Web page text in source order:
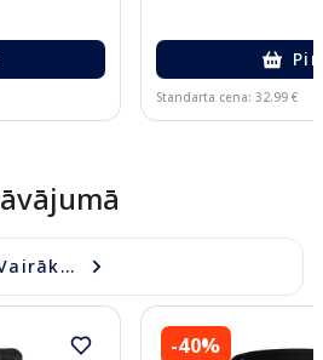
Standarta cena: 32.99 €
-40%